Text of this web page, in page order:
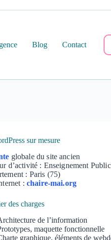
Blog Contact
sur mesure
globale du site ancien
d’activité : Enseignement
: Paris (75)
: chaire-mai.org
des charges
de l’information
maquette fonctionnelle
graphique, éléments de